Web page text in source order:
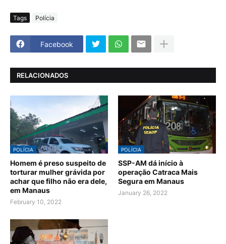
Tags Polícia
Facebook
RELACIONADOS
POLÍCIA
Homem é preso suspeito de
torturar mulher grávida por
achar que filho não era dele,
em Manaus
February 10, 2022
POLÍCIA
SSP-AM dá início à
operação Catraca Mais
Segura em Manaus
January 26, 2022